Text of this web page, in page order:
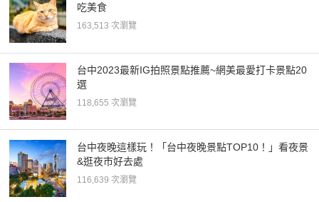
吃美食
163,513 次瀏覽
台中2023最新IG拍照景點推薦~網美最愛打卡景點20
選
118,655 次瀏覽
台中夜晚這樣玩！「台中夜晚景點TOP10！」看夜景
&逛夜市好去處
116,639 次瀏覽